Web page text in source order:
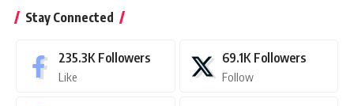
Stay Connected
235.3K Followers
Like
69.1K Followers
Follow